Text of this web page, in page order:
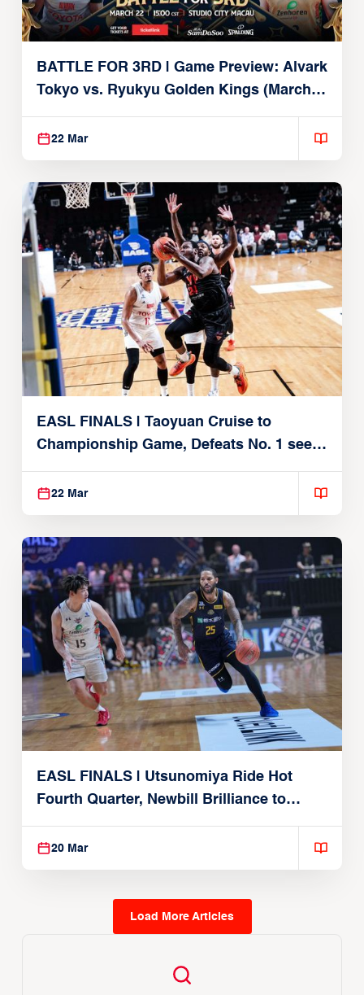
BATTLE FOR 3RD | Game Preview: Alvark
Tokyo vs. Ryukyu Golden Kings (March
22, 2026)
22 Mar
EASL FINALS | Taoyuan Cruise to
Championship Game, Defeats No. 1 seed
Alvark Tokyo
22 Mar
EASL FINALS | Utsunomiya Ride Hot
Fourth Quarter, Newbill Brilliance to
Reach EASL Championship Game
20 Mar
Load More Articles